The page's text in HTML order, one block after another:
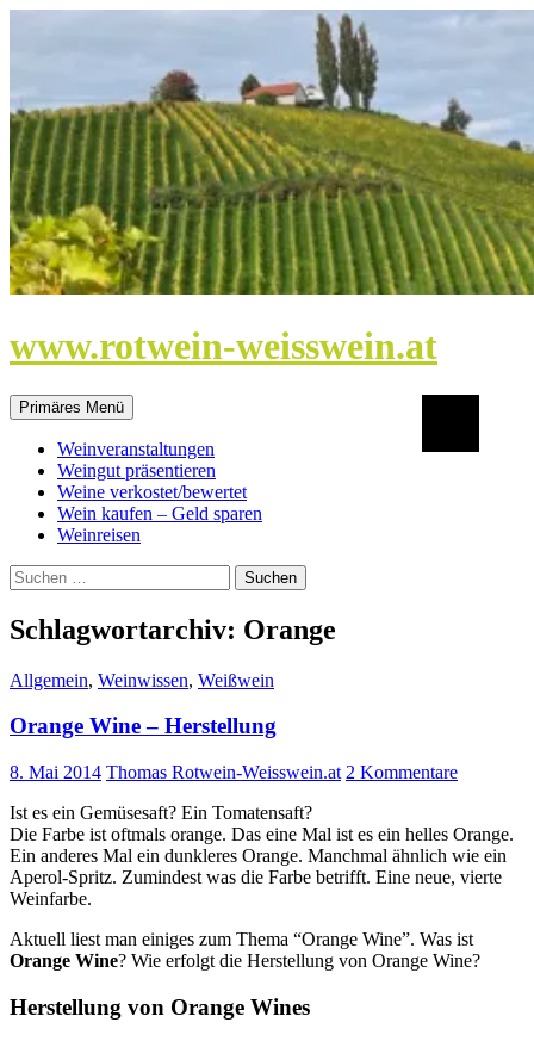
www.rotwein-weisswein.at
Primäres Menü
Weinveranstaltungen
Weingut präsentieren
Weine verkostet/bewertet
Wein kaufen – Geld sparen
Weinreisen
Suchen
nach:
Schlagwortarchiv: Orange
Allgemein, Weinwissen, Weißwein
Orange Wine – Herstellung
8. Mai 2014 Thomas Rotwein-Weisswein.at 2 Kommentare
Ist es ein Gemüsesaft? Ein Tomatensaft?
Die Farbe ist oftmals orange. Das eine Mal ist es ein helles Orange.
Ein anderes Mal ein dunkleres Orange. Manchmal ähnlich wie ein
Aperol-Spritz. Zumindest was die Farbe betrifft. Eine neue, vierte
Weinfarbe.
Aktuell liest man einiges zum Thema “Orange Wine”. Was ist
Orange Wine? Wie erfolgt die Herstellung von Orange Wine?
Herstellung von Orange Wines